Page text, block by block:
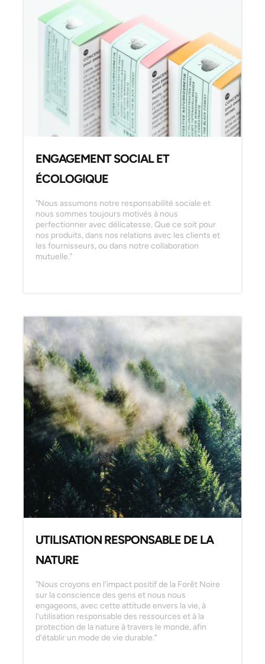
ENGAGEMENT SOCIAL ET
ÉCOLOGIQUE
"Nous assumons notre responsabilité sociale et
nous sommes toujours motivés à nous
perfectionner avec délicatesse. Que ce soit pour
nos produits, dans nos relations avec les clients et
les fournisseurs, ou dans notre collaboration
mutuelle."
UTILISATION RESPONSABLE DE LA
NATURE
"Nous croyons en l'impact positif de la Forêt Noire
sur la conscience des gens et nous nous
engageons, avec cette attitude envers la vie, à
l'utilisation responsable des ressources et à la
protection de la nature à travers le monde, afin
d'établir un mode de vie durable."